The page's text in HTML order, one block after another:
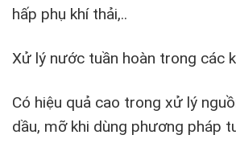
hấp phụ khí thải,..
Xử lý nước tuần hoàn trong các
Có hiệu quả cao trong xử lý
dầu, mỡ khi dùng phương pháp